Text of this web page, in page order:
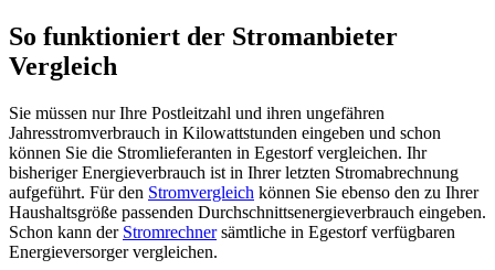
So funktioniert der Stromanbieter
Vergleich
Sie müssen nur Ihre Postleitzahl und ihren ungefähren
Jahresstromverbrauch in Kilowattstunden eingeben und schon
können Sie die Stromlieferanten in Egestorf vergleichen. Ihr
bisheriger Energieverbrauch ist in Ihrer letzten Stromabrechnung
aufgeführt. Für den Stromvergleich können Sie ebenso den zu Ihrer
Haushaltsgröße passenden Durchschnittsenergieverbrauch eingeben.
Schon kann der Stromrechnersämtliche in Egestorf verfügbaren
Energieversorger vergleichen.